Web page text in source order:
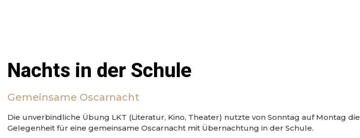
Nachts in der Schule
Gemeinsame Oscarnacht
Die unverbindliche Übung LKT (Literatur, Kino, Theater) nutzte von Sonntag auf Montag die
Gelegenheit für eine gemeinsame Oscarnacht mit Übernachtung in der Schule.